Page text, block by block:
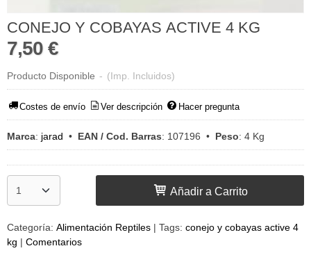
CONEJO Y COBAYAS ACTIVE 4 KG
7,50 €
Producto Disponible - (Imp. Incluidos)
Costes de envío Ver descripción Hacer pregunta
Marca: jarad • EAN / Cod. Barras: 107196 • Peso: 4 Kg
Añadir a Carrito
Categoría: Alimentación Reptiles | Tags: conejo y cobayas active 4
kg | Comentarios